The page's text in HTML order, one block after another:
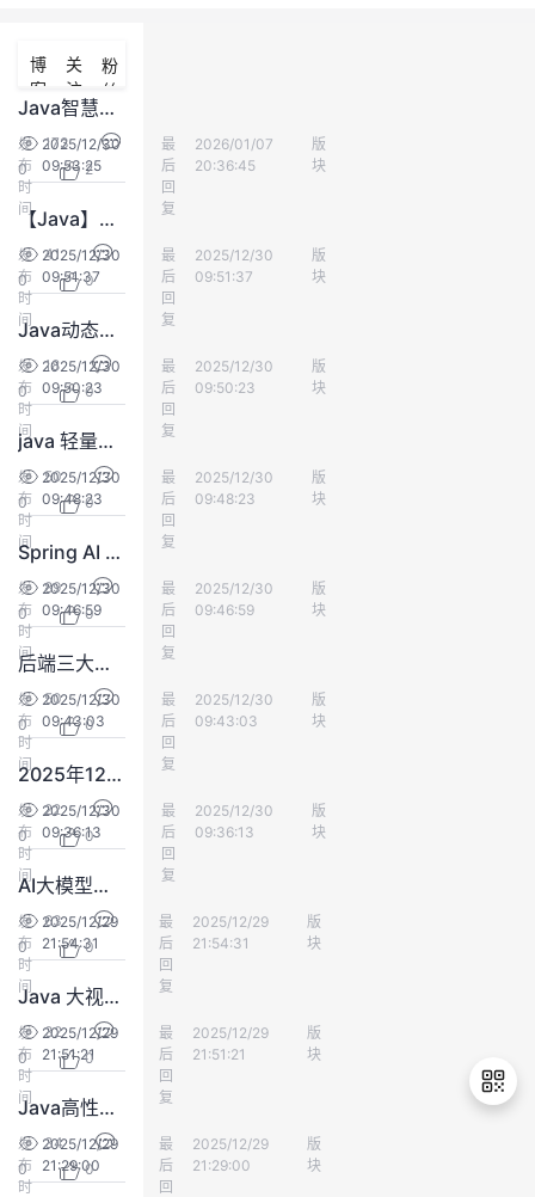
注
开
发
者
学
堂
我
的
课
程
我
的
认
证
我
的
实
验
我
的
收
的
Programs
我
的
支
持
我
的
技
术
支
持
我
的
云
声
建
议
博
客
关
注
粉
丝
Java智慧驾校系统源码：支持小程序/公众号，助力驾校数字化升级
发
布
时
间
2025/12/30
09:53:25
最
后
回
复
好久没出门
2026/01/07
20:36:45
版
块
173
0
2
【Java】UDP网络编程：无连接通信到Socket实战
发
布
时
间
2025/12/30
09:51:37
最
后
回
复
好久没出门
2025/12/30
09:51:37
版
块
41
0
0
Java动态创建JSON不再难：GeoJSON完整实现指南
发
布
时
间
2025/12/30
09:50:23
最
后
回
复
好久没出门
2025/12/30
09:50:23
版
块
18
0
0
java 轻量级对象审计工具-JaVers
发
布
时
间
2025/12/30
09:48:23
最
后
回
复
好久没出门
2025/12/30
09:48:23
版
块
50
0
0
Spring AI 全解析：Java 生态的企业级大模型应用开发宝典
发
布
时
间
2025/12/30
09:46:59
最
后
回
复
好久没出门
2025/12/30
09:46:59
版
块
89
0
0
后端三大开发语言：PHP、Java、Go 全面解析
发
布
时
间
2025/12/30
09:43:03
最
后
回
复
好久没出门
2025/12/30
09:43:03
版
块
50
0
0
2025年12月技术干货
发
布
时
间
2025/12/30
09:36:13
最
后
回
复
好久没出门
2025/12/30
09:36:13
版
块
22
0
0
AI大模型学习导航：从入门到精通的详尽路线图，零基础也可成为AI领域专家，一篇足够，赶紧收藏！
发
布
时
间
2025/12/29
21:54:31
最
后
回
复
好久没出门
2025/12/29
21:54:31
版
块
63
0
0
Java 大视界 -- 基于 Java 的大数据可视化在城市生态环境监测与保护决策中的应用
发
布
时
间
2025/12/29
21:51:21
最
后
回
复
好久没出门
2025/12/29
21:51:21
版
块
32
0
0
Java高性能开发实战(1)——Redis 7 持久化机制
发
布
时
2025/12/29
21:29:00
最
后
回
好久没出门
2025/12/29
21:29:00
版
块
34
0
0